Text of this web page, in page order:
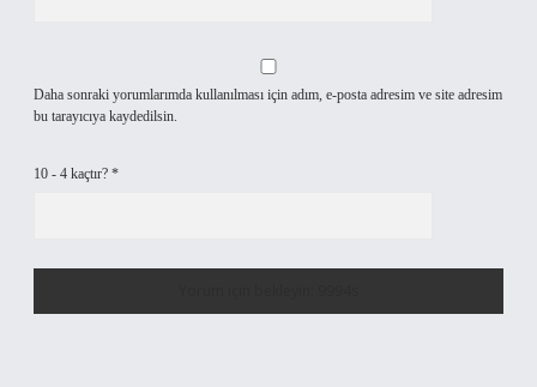
Daha sonraki yorumlarımda kullanılması için adım, e-posta adresim ve site adresim
bu tarayıcıya kaydedilsin.
10 - 4 kaçtır? *